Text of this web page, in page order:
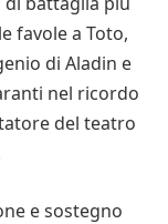
favole a Toto,
di Aladin e
nel ricordo
del teatro
e sostegno